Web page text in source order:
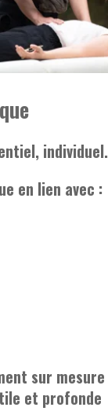
individuel.
en lien avec :
sur mesure
et profonde